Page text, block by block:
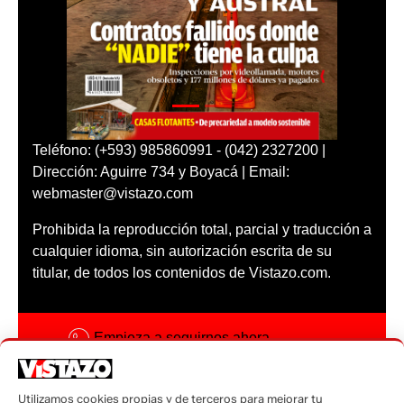
Teléfono: (+593) 985860991 - (042) 2327200 |
Dirección: Aguirre 734 y Boyacá | Email:
webmaster@vistazo.com
Prohibida la reproducción total, parcial y traducción a
cualquier idioma, sin autorización escrita de su
titular, de todos los contenidos de Vistazo.com.
Empieza a seguirnos ahora
Utilizamos cookies propias y de terceros para mejorar tu